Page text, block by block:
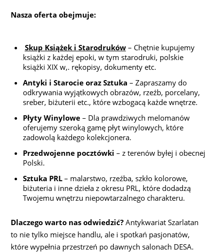
Nasza oferta obejmuje:
Skup Książek i Starodruków– Chętnie kupujemy
książki z każdej epoki, w tym starodruki, polskie
książki XIX w,. rękopisy, dokumenty etc.
Antyki i Starocie oraz Sztuka – Zapraszamy do
odkrywania wyjątkowych obrazów, rzeźb, porcelany,
sreber, biżuterii etc., które wzbogacą każde wnętrze.
Płyty Winylowe– Dla prawdziwych melomanów
oferujemy szeroką gamę płyt winylowych, które
zadowolą każdego kolekcjonera.
Przedwojenne pocztówki – z terenów byłej i obecnej
Polski.
Sztuka PRL– malarstwo, rzeźba, szkło kolorowe,
biżuteria i inne dzieła z okresu PRL, które dodadzą
Twojemu wnętrzu niepowtarzalnego charakteru.
Dlaczego warto nas odwiedzić? Antykwariat Szarlatan
to nie tylko miejsce handlu, ale i spotkań pasjonatów,
które wypełnia przestrzeń po dawnych salonach DESA.